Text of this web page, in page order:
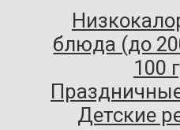
блюда (до
100
Детские